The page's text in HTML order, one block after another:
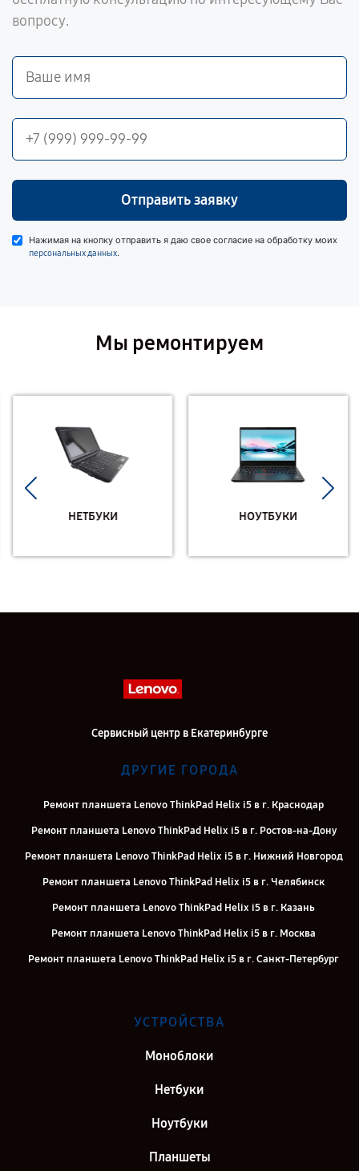
вопросу.
Отправить заявку
Нажимая на кнопку отправить я даю свое согласие на обработку моих
персональных данных.
Мы ремонтируем
НЕТБУКИ НОУТБУКИ
Сервисный центр в Екатеринбурге
ДРУГИЕ ГОРОДА
Ремонт планшета Lenovo ThinkPad Helix i5 в г. Краснодар
Ремонт планшета Lenovo ThinkPad Helix i5 в г. Ростов-на-Дону
Ремонт планшета Lenovo ThinkPad Helix i5 в г. Нижний Новгород
Ремонт планшета Lenovo ThinkPad Helix i5 в г. Челябинск
Ремонт планшета Lenovo ThinkPad Helix i5 в г. Казань
Ремонт планшета Lenovo ThinkPad Helix i5 в г. Москва
Ремонт планшета Lenovo ThinkPad Helix i5 в г. Санкт-Петербург
УСТРОЙСТВА
Моноблоки
Нетбуки
Ноутбуки
Планшеты